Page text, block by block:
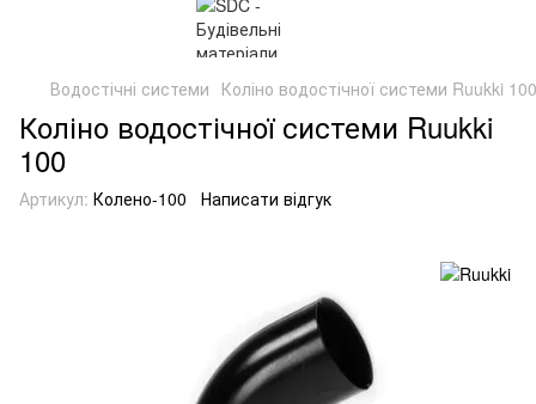
Водостічні системи Коліно водостічної системи Ruukki 100
Коліно водостічної системи Ruukki
100
Артикул: Колено-100 Написати відгук